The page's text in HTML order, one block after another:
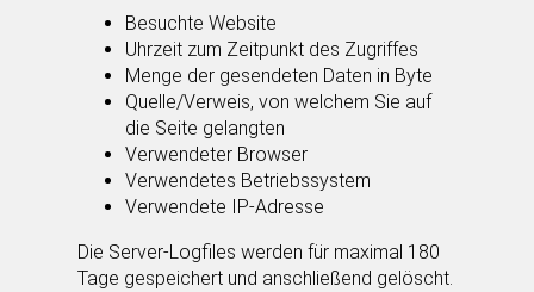
Besuchte Website
Uhrzeit zum Zeitpunkt des Zugriffes
Menge der gesendeten Daten in Byte
Quelle/Verweis, von welchem Sie auf
die Seite gelangten
Verwendeter Browser
Verwendetes Betriebssystem
Verwendete IP-Adresse
Die Server-Logfiles werden für maximal 180
Tage gespeichert und anschließend gelöscht.